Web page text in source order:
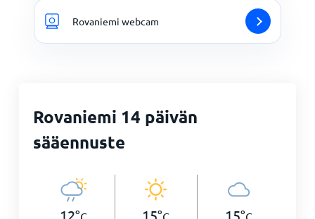
Rovaniemi webcam
Rovaniemi 14 päivän
sääennuste
12°C 15°C 15°C